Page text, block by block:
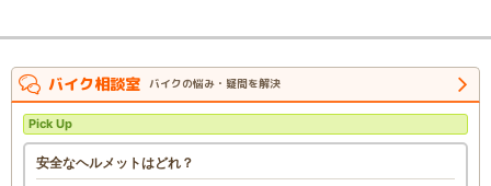
バイク相談室 バイクの悩み・疑問を解決
Pick Up
安全なヘルメットはどれ？